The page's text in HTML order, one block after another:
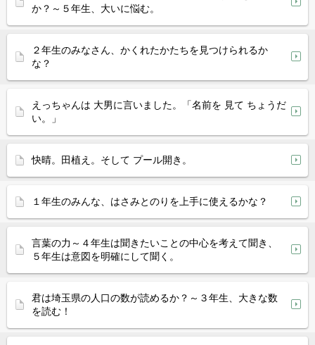
か？～５年生、大いに悩む。
２年生のみなさん、かくれたかたちを見つけられるか
な？
えっちゃんは 大男に言いました。「名前を 見て ちょうだ
い。」
快晴。田植え。そして プール開き。
１年生のみんな、はさみとのりを上手に使えるかな？
言葉の力～４年生は聞きたいことの中心を考えて聞き、
５年生は意図を明確にして聞く。
君は埼玉県の人口の数が読めるか？～３年生、大きな数
を読む！